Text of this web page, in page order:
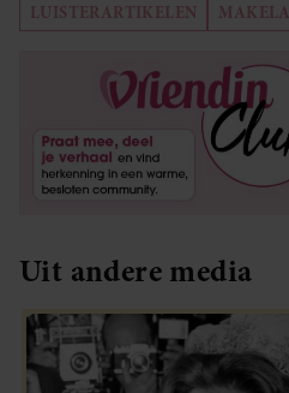
LUISTERARTIKELEN
Uit andere media